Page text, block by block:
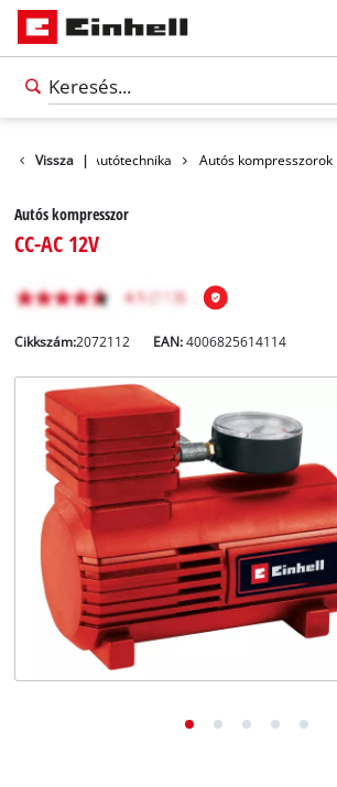
Magyar
HUMagyar
English
Vissza |
Szabadidő Autótechnika Autós kompresszorok
Autós kompresszor
CC-AC 12V
Cikkszám:2072112 EAN:4006825614114